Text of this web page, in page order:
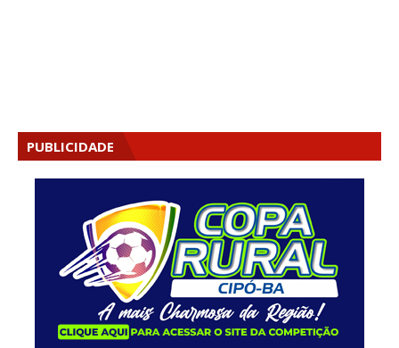
PUBLICIDADE